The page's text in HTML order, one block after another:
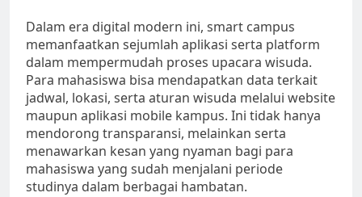
Dalam era digital modern ini, smart campus
memanfaatkan sejumlah aplikasi serta platform
dalam mempermudah proses upacara wisuda.
Para mahasiswa bisa mendapatkan data terkait
jadwal, lokasi, serta aturan wisuda melalui website
maupun aplikasi mobile kampus. Ini tidak hanya
mendorong transparansi, melainkan serta
menawarkan kesan yang nyaman bagi para
mahasiswa yang sudah menjalani periode
studinya dalam berbagai hambatan.